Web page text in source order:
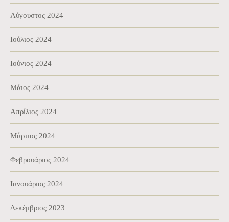
Αύγουστος 2024
Ιούλιος 2024
Ιούνιος 2024
Μάιος 2024
Απρίλιος 2024
Μάρτιος 2024
Φεβρουάριος 2024
Ιανουάριος 2024
Δεκέμβριος 2023